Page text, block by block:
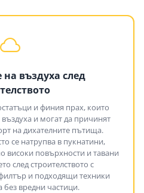
въздуха след
и финия прах, които
въздуха и могат да причинят
на дихателните пътища.
се натрупва в пукнатини,
високи повърхности и тавани
след строителството с
и подходящи техники
без вредни частици.